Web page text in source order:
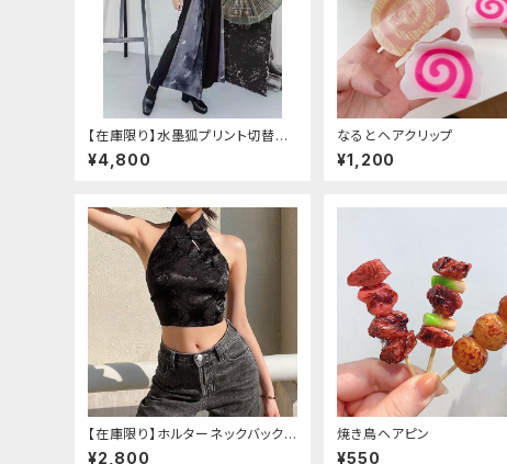
【在庫限り】水墨狐プリント切替サ
イドバックルワイドパンツ（Lサイズ
¥4,800
なるとヘアクリップ
¥1,200
【在庫限り】ホルターネックバックリ
ボンチャイナシャツ
¥2,800
焼き鳥ヘアピン
¥550